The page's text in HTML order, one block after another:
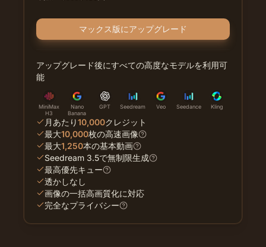
マックス版にアップグレード
アップグレード後にすべての高度なモデルを利用可
能
MiniMax
H3
Nano
Banana
GPT Seedream Veo Seedance Kling
月あたり10,000クレジット
最大10,000枚の高速画像
最大1,250本の基本動画
Seedream 3.5で無制限生成
最高優先キュー
透かしなし
画像の一括高画質化に対応
完全なプライバシー